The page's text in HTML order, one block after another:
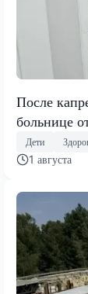
После
больнице
Дети
1 августа